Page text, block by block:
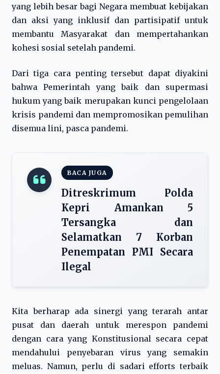
yang lebih besar bagi Negara membuat kebijakan
dan aksi yang inklusif dan partisipatif untuk
membantu Masyarakat dan mempertahankan
kohesi sosial setelah pandemi.
Dari tiga cara penting tersebut dapat diyakini
bahwa Pemerintah yang baik dan supermasi
hukum yang baik merupakan kunci pengelolaan
krisis pandemi dan mempromosikan pemulihan
disemua lini, pasca pandemi.
BACA JUGA
Ditreskrimum Polda
Kepri Amankan 5
Tersangka dan
Selamatkan 7 Korban
Penempatan PMI Secara
Ilegal
Kita berharap ada sinergi yang terarah antar
pusat dan daerah untuk merespon pandemi
dengan cara yang Konstitusional secara cepat
mendahului penyebaran virus yang semakin
meluas. Namun, perlu di sadari efforts terbaik